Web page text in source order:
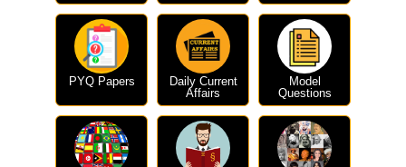
PYQ Papers
Daily Current
Affairs
Model
Questions